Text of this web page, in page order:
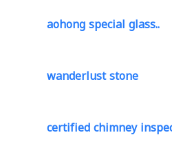
aohong special glass..
wanderlust stone
certified chimney